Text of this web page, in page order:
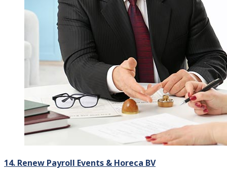
14. Renew Payroll Events & Horeca BV